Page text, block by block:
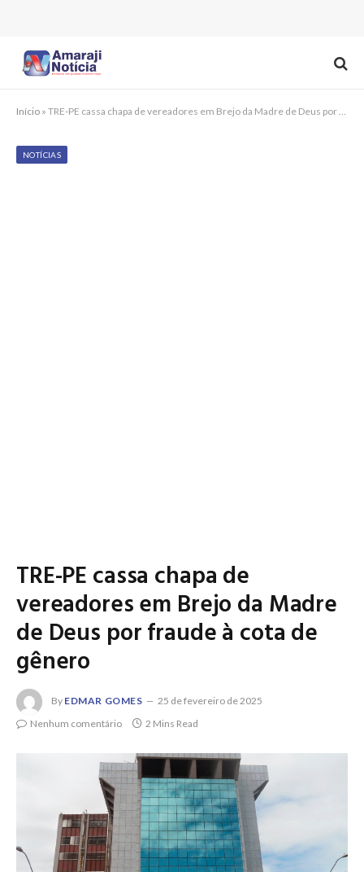
Início » TRE-PE cassa chapa de vereadores em Brejo da Madre de Deus por fraude à cota de gênero
NOTÍCIAS
TRE-PE cassa chapa de
vereadores em Brejo da Madre
de Deus por fraude à cota de
gênero
By EDMAR GOMES
25 de fevereiro de 2025
Nenhum comentário
2 Mins Read